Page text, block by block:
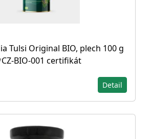
Tulsi Original BIO, plech 100 g
BIO-001 certifikát
Detail